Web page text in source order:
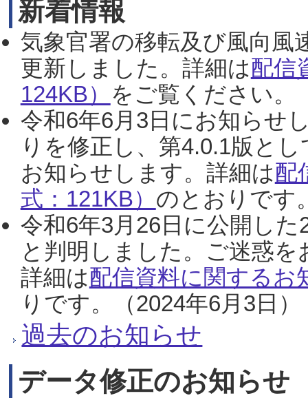
新着情報
気象官署の移転及び風向風
更新しました。詳細は配信
124KB） をご覧ください。
令和6年6月3日にお知らせ
りを修正し、第4.0.1版と
お知らせします。詳細は配
式：121KB） のとおりです
令和6年3月26日に公開し
と判明しました。ご迷惑
詳細は配信資料に関するお
りです。（2024年6月3日）
過去のお知らせ
データ修正のお知らせ